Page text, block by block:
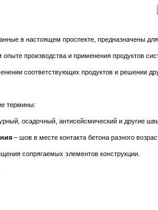
в настоящем проспекте, предназначены
производства и применения продуктов
соответствующих продуктов и решении
термины:
осадочный, антисейсмический и другие
– шов в месте контакта бетона разного
сопрягаемых элементов конструкции.